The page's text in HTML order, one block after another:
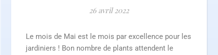
26 avril 2022
Le mois de Mai est le mois par excellence pour les
jardiniers ! Bon nombre de plants attendent le